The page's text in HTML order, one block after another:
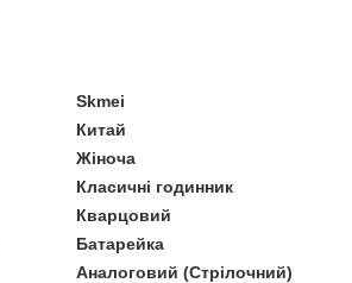
Skmei
Китай
Жіноча
Класичні годинник
Кварцовий
Батарейка
Аналоговий (Стрілочний)